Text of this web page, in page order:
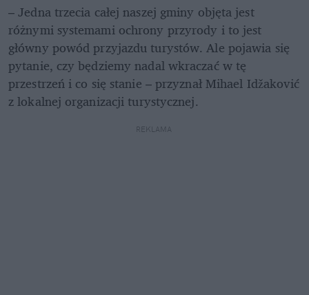
– Jedna trzecia całej naszej gminy objęta jest
różnymi systemami ochrony przyrody i to jest
główny powód przyjazdu turystów. Ale pojawia się
pytanie, czy będziemy nadal wkraczać w tę
przestrzeń i co się stanie – przyznał Mihael Idžaković
z lokalnej organizacji turystycznej.
REKLAMA